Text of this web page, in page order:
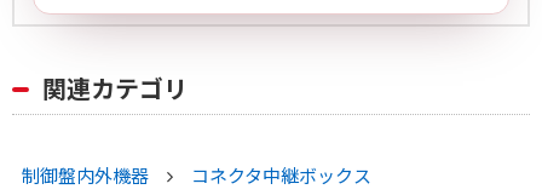
関連カテゴリ
制御盤内外機器 コネクタ中継ボックス